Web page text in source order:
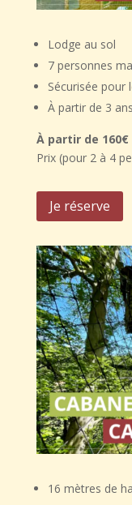
Lodge au sol
7 personnes
Sécurisée pour
À partir de 3 ans
À partir de 160€
Prix (pour 2 à 4
Je réserve
16 mètres de